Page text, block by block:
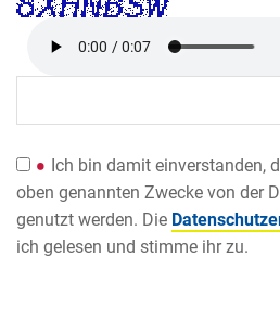
Ich bin damit einverstanden,
oben genannten Zwecke von der
genutzt werden. Die
ich gelesen und stimme ihr zu.